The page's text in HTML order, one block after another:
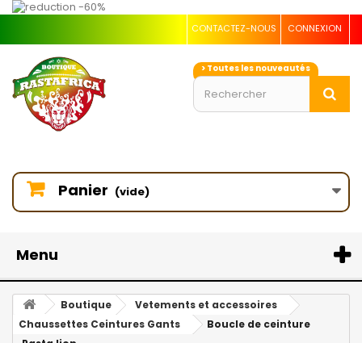
CONNEXION
CONTACTEZ-NOUS
> Toutes les nouveautés
Panier (vide)
Menu
Boutique
Vetements et accessoires
Chaussettes Ceintures Gants
Boucle de ceinture